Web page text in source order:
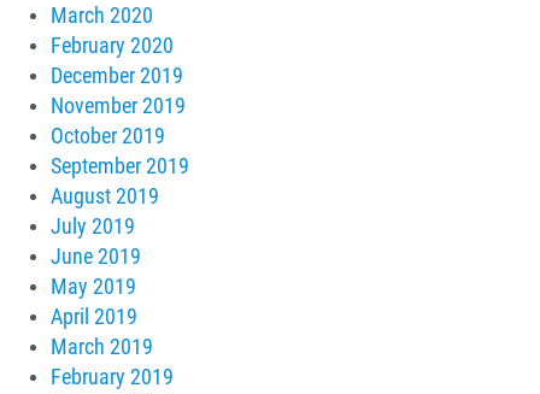
March 2020
February 2020
December 2019
November 2019
October 2019
September 2019
August 2019
July 2019
June 2019
May 2019
April 2019
March 2019
February 2019